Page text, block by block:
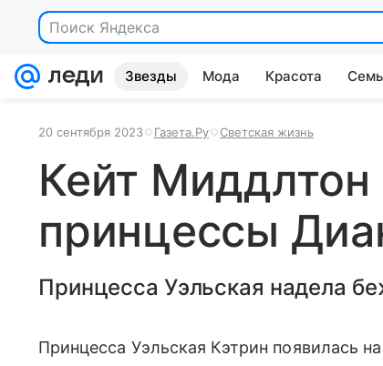
Звезды Мода Красота
20 сентября 2023 Газета.Ру Светская жизнь
Кейт Миддлтон
принцессы
Принцесса Уэльская надела
Принцесса Уэльская Кэтрин появилась